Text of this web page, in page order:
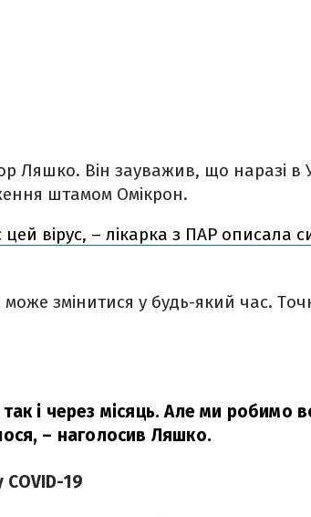
Ляшко. Він зауважив, що наразі в
штамом Омікрон.
цей вірус, – лікарка з ПАР описала
змінитися у будь-який час.
і через місяць. Але ми робимо
– наголосив Ляшко.
19